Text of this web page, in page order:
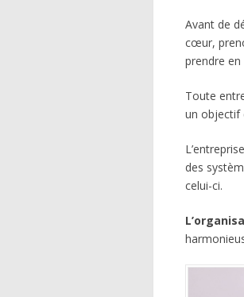
Avant de
cœur,
prendre
Toute
un objectif
des
celui-ci.